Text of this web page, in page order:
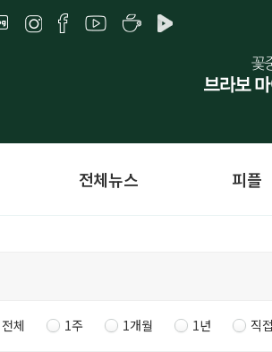
전체뉴스 피플
전체 1주 1개월 1년 직